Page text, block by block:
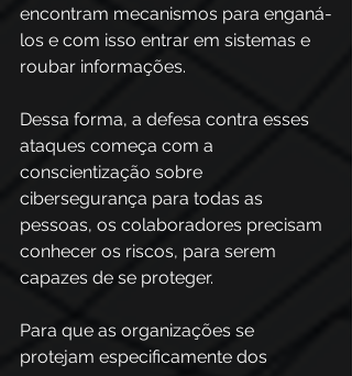
encontram mecanismos para enganá-
los e com isso entrar em sistemas e
roubar informações.
Dessa forma, a defesa contra esses
ataques começa com a
conscientização sobre
cibersegurança para todas as
pessoas, os colaboradores precisam
conhecer os riscos, para serem
capazes de se proteger.
Para que as organizações se
protejam especificamente dos